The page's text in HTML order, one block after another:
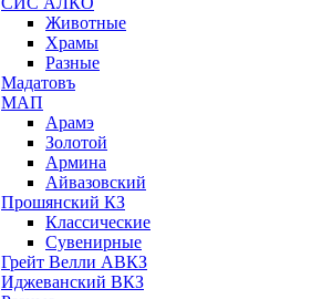
Животные
Храмы
Разные
Мадатовъ
МАП
Арамэ
Золотой
Армина
Айвазовский
Прошянский КЗ
Классические
Сувенирные
Грейт Велли АВКЗ
Иджеванский ВКЗ